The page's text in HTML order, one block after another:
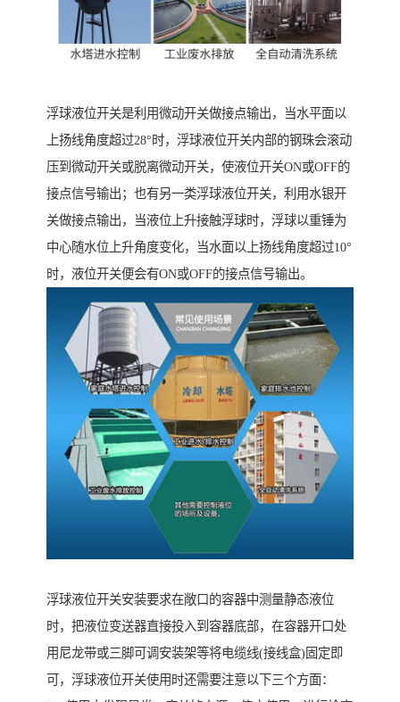
浮球液位开关是利用微动开关做接点输出，当水平面以
上扬线角度超过28°时，浮球液位开关内部的钢珠会滚动
压到微动开关或脱离微动开关，使液位开关ON或OFF的
接点信号输出；也有另一类浮球液位开关，利用水银开
关做接点输出，当液位上升接触浮球时，浮球以重锤为
中心随水位上升角度变化，当水面以上扬线角度超过10°
时，液位开关便会有ON或OFF的接点信号输出。
浮球液位开关安装要求在敞口的容器中测量静态液位
时，把液位变送器直接投入到容器底部，在容器开口处
用尼龙带或三脚可调安装架等将电缆线(接线盒)固定即
可，浮球液位开关使用时还需要注意以下三个方面：